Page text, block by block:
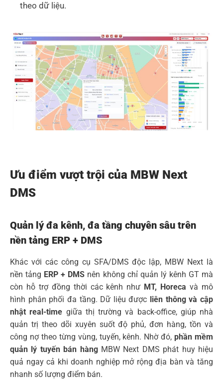
theo dữ liệu.
Ưu điểm vượt trội của MBW Next
DMS
Quản lý đa kênh, đa tầng chuyên sâu trên
nền tảng ERP + DMS
Khác với các công cụ SFA/DMS độc lập, MBW Next là
nền tảng ERP + DMS nên không chỉ quản lý kênh GT mà
còn hỗ trợ đồng thời các kênh như MT, Horeca và mô
hình phân phối đa tầng. Dữ liệu được liên thông và cập
nhật real-time giữa thị trường và back-office, giúp nhà
quản trị theo dõi xuyên suốt độ phủ, đơn hàng, tồn và
công nợ theo từng vùng, tuyến, kênh. Nhờ đó,phần mềm
quản lý tuyến bán hàngMBW Next DMS phát huy hiệu
quả ngay cả khi doanh nghiệp mở rộng địa bàn và tăng
nhanh số lượng điểm bán.